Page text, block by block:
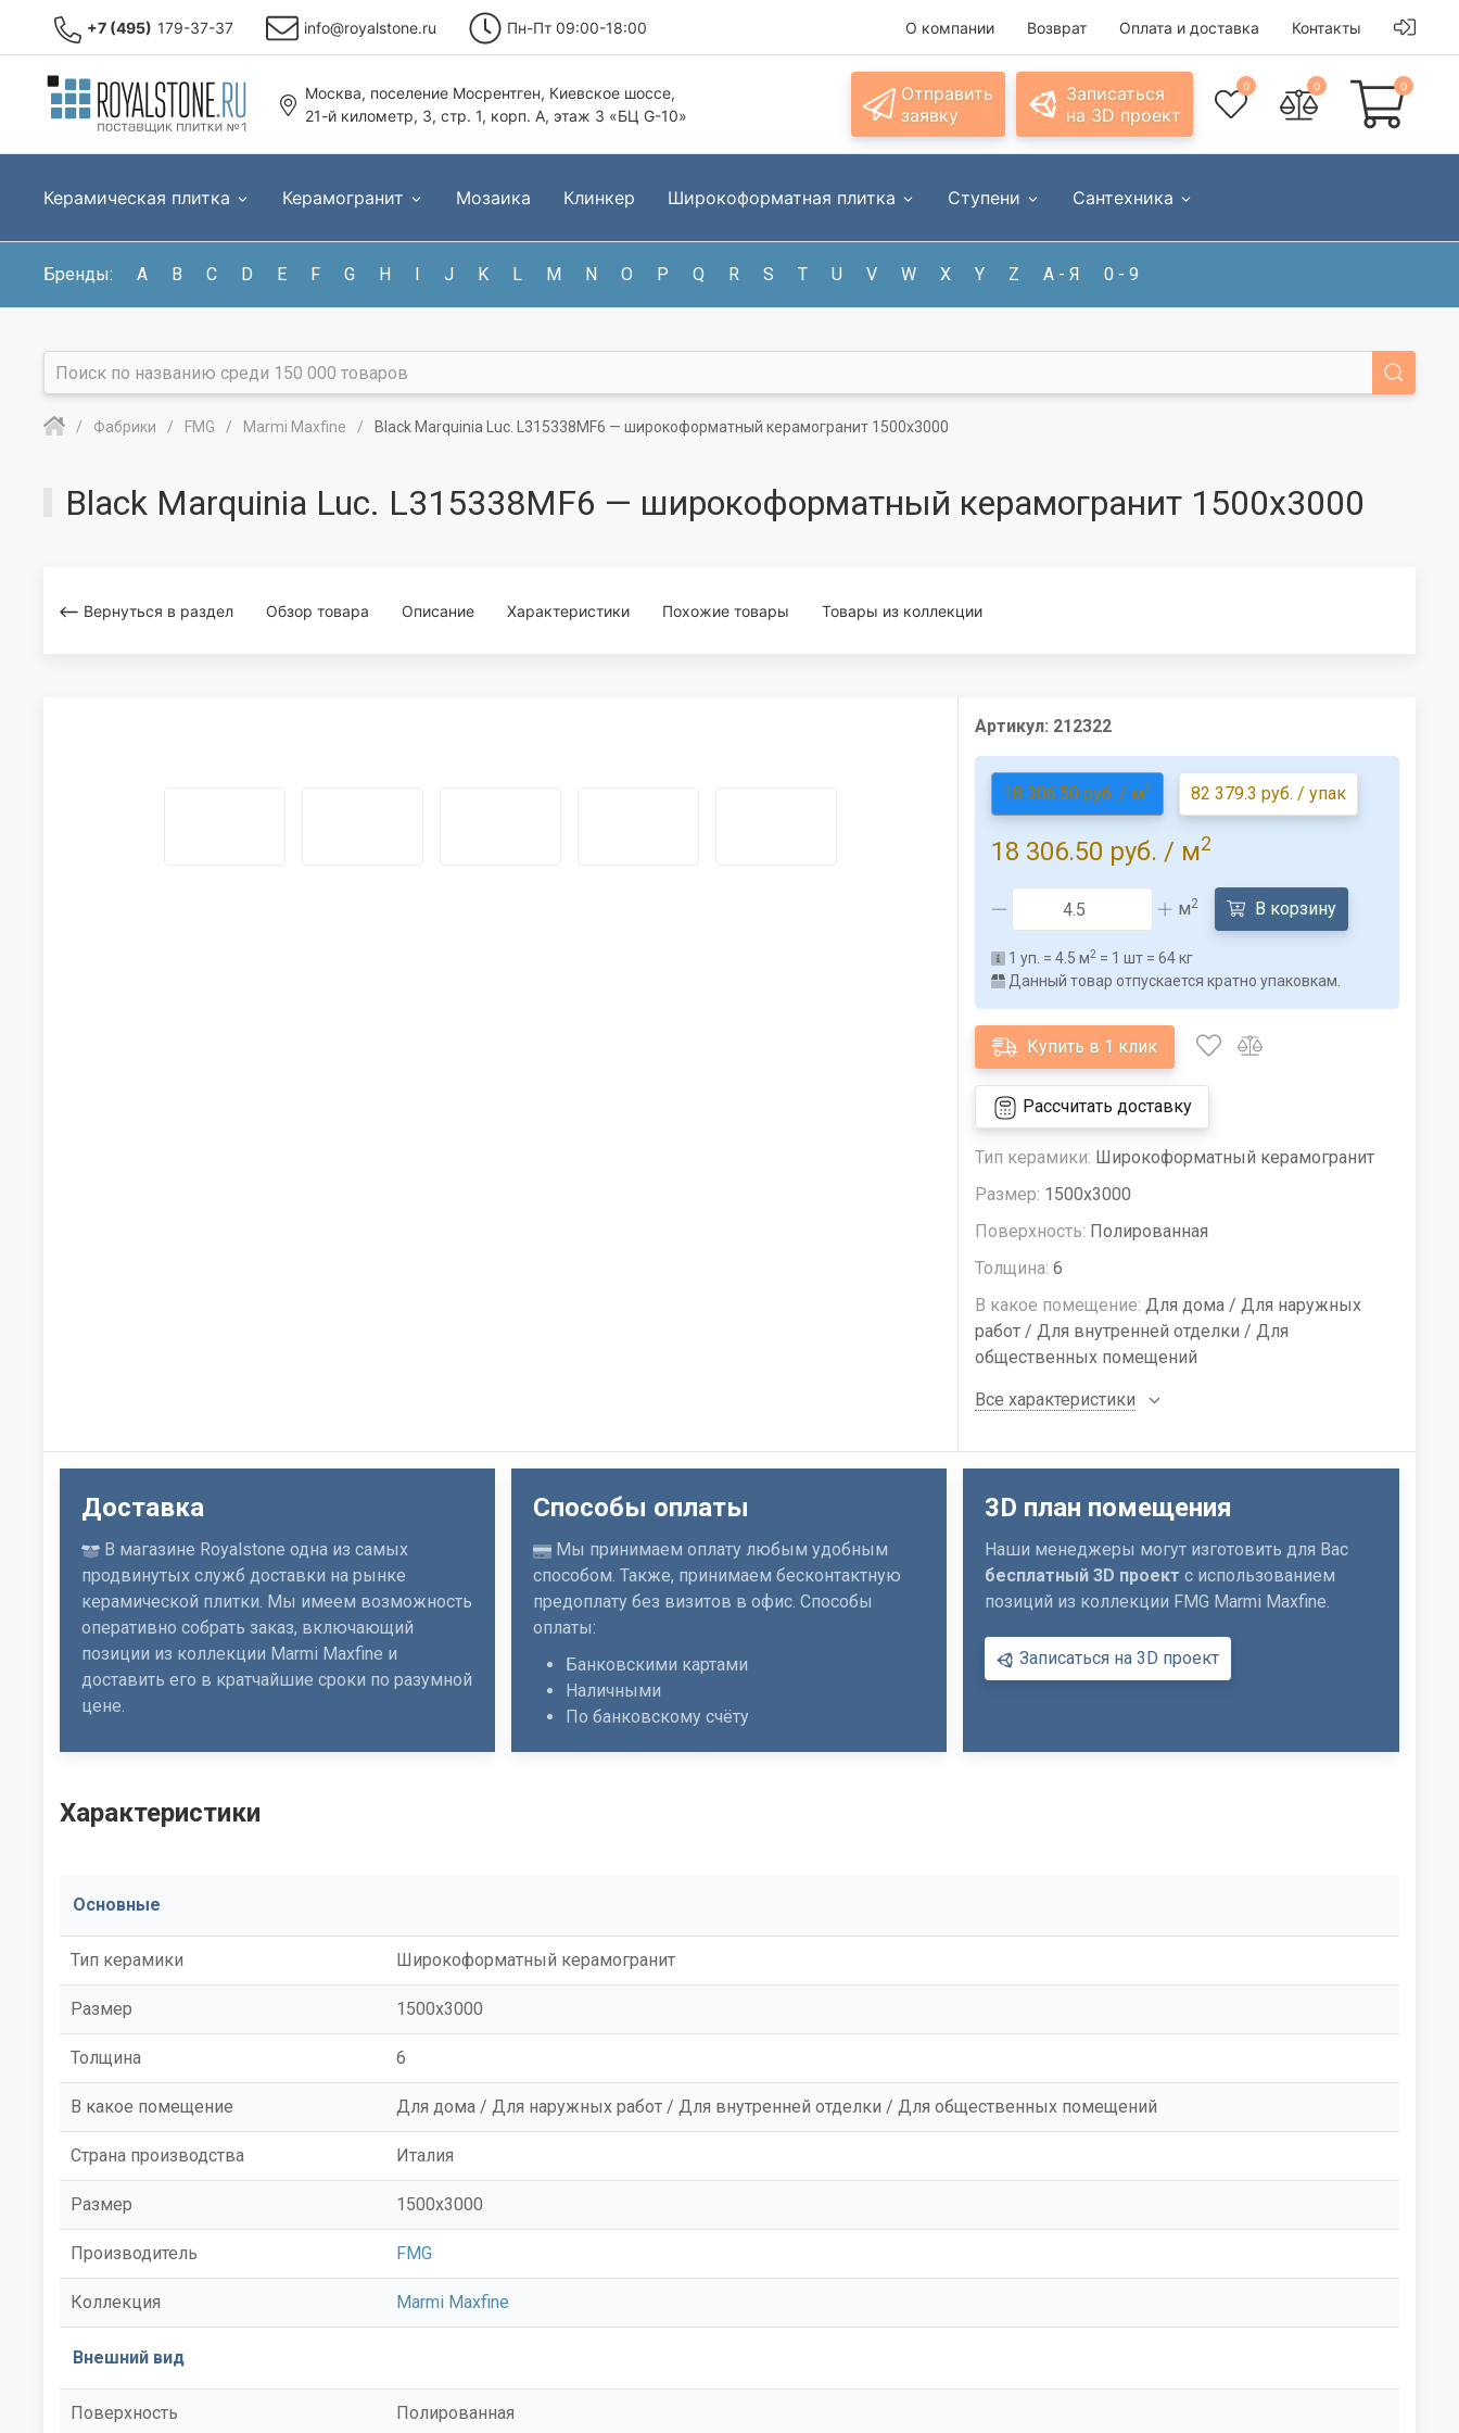
+7 (495) 179-37-37 info@royalstone.ru Пн-Пт 09:00-18:00 О компании Возврат Оплата и доставка Контакты
Москва, поселение Мосрентген, Киевское шоссе,
21-й километр, 3, стр. 1, корп. А, этаж 3 «БЦ G-10»
Отправить
заявку
Записаться
на 3D проект
0 0 0
Керамическая плитка Керамогранит Мозаика Клинкер Широкоформатная плитка Ступени Сантехника
Бренды: A B C D E F G H I J K L M N O P Q R S T U V W X Y Z А - Я 0 - 9
Фабрики FMG Marmi Maxfine Black Marquinia Luc. L315338MF6 — широкоформатный керамогранит 1500x3000
Black Marquinia Luc. L315338MF6 — широкоформатный керамогранит 1500x3000
Вернуться в раздел Обзор товара Описание Характеристики Похожие товары Товары из коллекции
Артикул: 212322
18 306.50 руб. / м2 82 379.3 руб. / упак
18 306.50 руб. / м2
м2 В корзину
1 уп. =4.5 м2 = 1 шт =64кг
Данный товар отпускается кратно упаковкам.
Купить в 1 клик
Рассчитать доставку
Тип керамики: Широкоформатный керамогранит
Размер: 1500x3000
Поверхность: Полированная
Толщина: 6
В какое помещение: Для дома / Для наружных
работ / Для внутренней отделки / Для
общественных помещений
Все характеристики
Доставка
В магазине Royalstone одна из самых
продвинутых служб доставки на рынке
керамической плитки. Мы имеем возможность
оперативно собрать заказ, включающий
позиции из коллекции Marmi Maxfine и
доставить его в кратчайшие сроки по разумной
цене.
Способы оплаты
Мы принимаем оплату любым удобным
способом. Также, принимаем бесконтактную
предоплату без визитов в офис. Способы
оплаты:
Банковскими картами
Наличными
По банковскому счёту
3D план помещения
Наши менеджеры могут изготовить для Вас
бесплатный 3D проект с использованием
позиций из коллекции FMG Marmi Maxfine.
Записаться на 3D проект
Характеристики
Основные
Тип керамики Широкоформатный керамогранит
Размер 1500x3000
Толщина 6
В какое помещение Для дома / Для наружных работ / Для внутренней отделки / Для общественных помещений
Страна производства Италия
Размер 1500x3000
Производитель FMG
Коллекция Marmi Maxfine
Внешний вид
Поверхность Полированная